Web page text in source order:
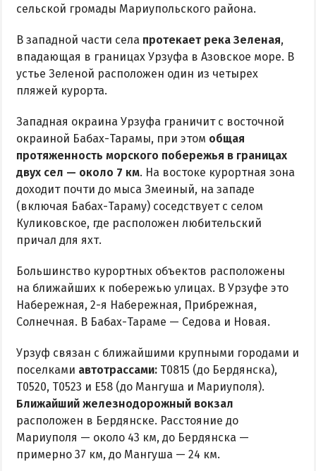
Природный парк Меотида
ПРОЕЗД
РЕКОМЕНДАЦИИ ПО ВЫБОРУ ЖИЛЬЯ
Бюджетный отдых
Отдых с детьми
Отдых на майские праздники
сельской громады Мариупольского района.
В западной части села протекает река Зеленая,
впадающая в границах Урзуфа в Азовское море. В
устье Зеленой расположен один из четырех
пляжей курорта.
Западная окраина Урзуфа граничит с восточной
окраиной Бабах-Тарамы, при этом общая
протяженность морского побережья в границах
двух сел — около 7 км. На востоке курортная зона
доходит почти до мыса Змеиный, на западе
(включая Бабах-Тараму) соседствует с селом
Куликовское, где расположен любительский
причал для яхт.
Большинство курортных объектов расположены
на ближайших к побережью улицах. В Урзуфе это
Набережная, 2-я Набережная, Прибрежная,
Солнечная. В Бабах-Тараме — Седова и Новая.
Урзуф связан с ближайшими крупными городами и
поселками автотрассами: Т0815 (до Бердянска),
Т0520, Т0523 и Е58 (до Мангуша и Мариуполя).
Ближайший железнодорожный вокзал
расположен в Бердянске. Расстояние до
Мариуполя — около 43 км, до Бердянска —
примерно 37 км, до Мангуша — 24 км.